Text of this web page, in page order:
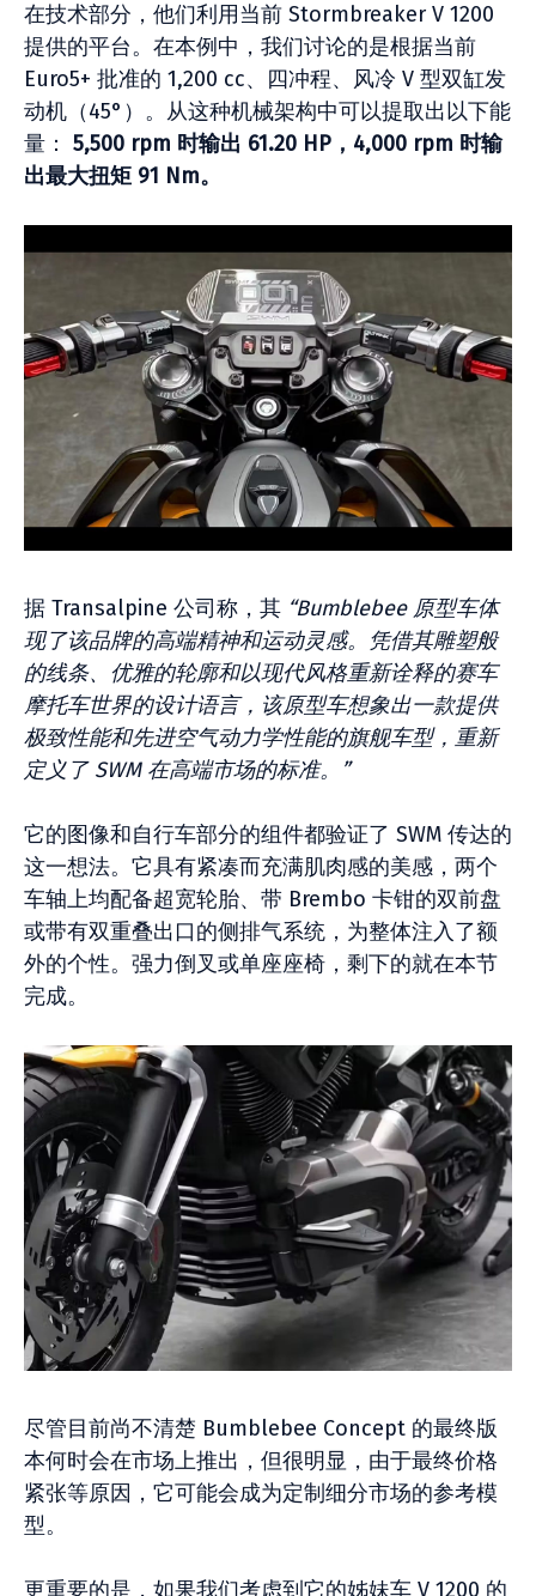
在技​​术部分，他们利用当前 Stormbreaker V 1200
提供的平台。在本例中，我们讨论的是根据当前
Euro5+ 批准的 1,200 cc、四冲程、风冷 V 型双缸发
动机（45°）。从这种机械架构中可以提取出以下能
量： 5,500 rpm 时输出 61.20 HP，4,000 rpm 时输
出最大扭矩 91 Nm。
据 Transalpine 公司称，其 “Bumblebee 原型车体
现了该品牌的高端精神和运动灵感。凭借其雕塑般
的线条、优雅的轮廓和以现代风格重新诠释的赛车
摩托车世界的设计语言，该原型车想象出一款提供
极致性能和先进空气动力学性能的旗舰车型，重新
定义了 SWM 在高端市场的标准。”
它的图像和自行车部分的组件都验证了 SWM 传达的
这一想法。它具有紧凑而充满肌肉感的美感，两个
车轴上均配备超宽轮胎、带 Brembo 卡钳的双前盘
或带有双重叠出口的侧排气系统，为整体注入了额
外的个性。强力倒叉或单座座椅，剩下的就在本节
完成。
尽管目前尚不清楚 Bumblebee Concept 的最终版
本何时会在市场上推出，但很明显，由于最终价格
紧张等原因，它可能会成为定制细分市场的参考模
型。
更重要的是，如果我们考虑到它的姊妹车 V 1200 的